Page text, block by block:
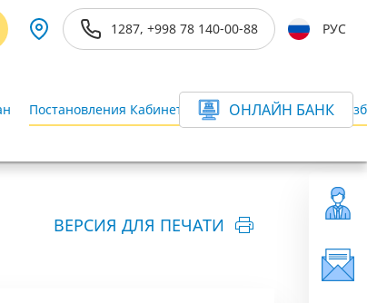
1287, +998 78 140-00-88 РУС
Постановления Кабинета Министров Республики
ОНЛАЙН БАНК
ВЕРСИЯ ДЛЯ ПЕЧАТИ